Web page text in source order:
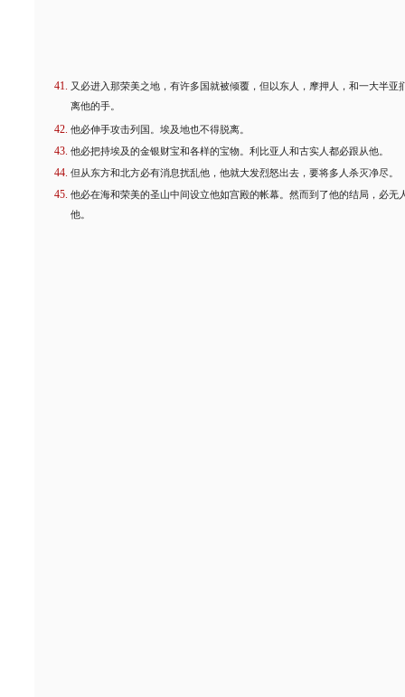
又必进入那荣美之地，有许多国就被倾覆，但以东人，摩押人，和一大半亚
离他的手。
他必伸手攻击列国。埃及地也不得脱离。
他必把持埃及的金银财宝和各样的宝物。利比亚人和古实人都必跟从他。
但从东方和北方必有消息扰乱他，他就大发烈怒出去，要将多人杀灭净尽。
他必在海和荣美的圣山中间设立他如宫殿的帐幕。然而到了他的结局，必无
他。